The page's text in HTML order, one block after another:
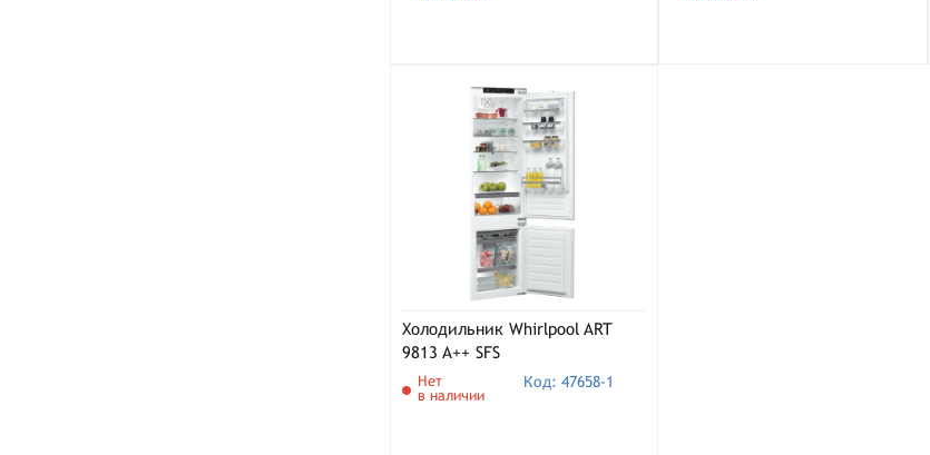
Холодильник Whirlpool ART
9813 A++ SFS
Нет
в наличии
Код: 47658-1